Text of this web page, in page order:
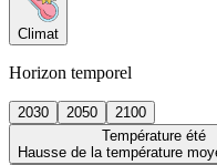
Climat
Horizon temporel
2030 2050
2100
Température été
Hausse de la température